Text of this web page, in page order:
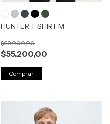
HUNTER T SHIRT M
$55.200,00
$69.000,00
Comprar